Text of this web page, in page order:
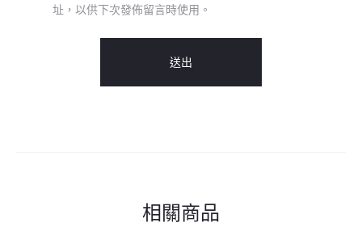
址，以供下次發佈留言時使用。
相關商品